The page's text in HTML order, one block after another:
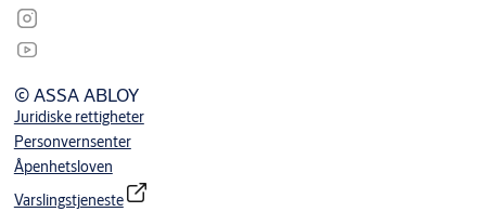
© ASSA ABLOY
Juridiske rettigheter
Personvernsenter
Åpenhetsloven
Varslingstjeneste